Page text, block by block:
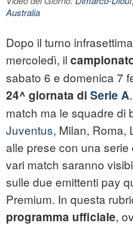
Australia
Dopo il turno
mercoledì, il
sabato 6 e domenica 7
24^ giornata di Serie A
match ma le squadre di
Juventus, Milan, Roma,
alle prese con una
vari match saranno
sulle due emittenti pay
Premium. In questa
programma ufficiale,